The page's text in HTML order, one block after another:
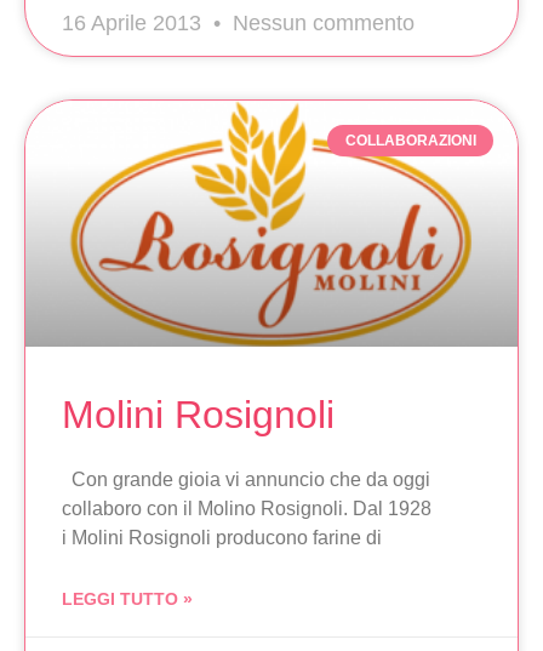
16 Aprile 2013 Nessun commento
COLLABORAZIONI
Molini Rosignoli
Con grande gioia vi annuncio che da oggi
collaboro con il Molino Rosignoli. Dal 1928
i Molini Rosignoli producono farine di
LEGGI TUTTO »